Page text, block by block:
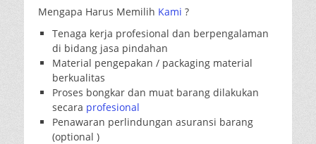
Mengapa Harus Memilih Kami ?
Tenaga kerja profesional dan berpengalaman
di bidang jasa pindahan
Material pengepakan / packaging material
berkualitas
Proses bongkar dan muat barang dilakukan
secara profesional
Penawaran perlindungan asuransi barang
(optional )